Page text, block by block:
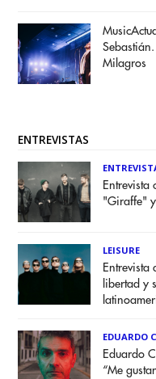
Milagros
ENTREVISTAS
Entrevista
"Giraffe"
LEISURE
Entrevista
libertad y
EDUARDO
Eduardo
“Me